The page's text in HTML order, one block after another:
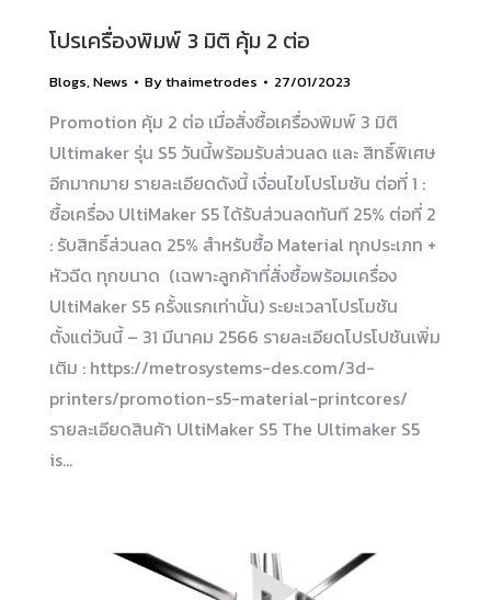
โปรเครื่องพิมพ์ 3 มิติ คุ้ม 2 ต่อ
Blogs, News Bythaimetrodes 27/01/2023
Promotion คุ้ม 2 ต่อ เมื่อสั่งซื้อเครื่องพิมพ์ 3 มิติ
Ultimaker รุ่น S5 วันนี้พร้อมรับส่วนลด และ สิทธิ์พิเศษ
อีกมากมาย รายละเอียดดังนี้ เงื่อนไขโปรโมชัน ต่อที่ 1 :
ซื้อเครื่อง UltiMaker S5 ได้รับส่วนลดทันที 25% ต่อที่ 2
: รับสิทธิ์ส่วนลด 25% สำหรับซื้อ Material ทุกประเภท +
หัวฉีด ทุกขนาด (เฉพาะลูกค้าที่สั่งซื้อพร้อมเครื่อง
UltiMaker S5 ครั้งแรกเท่านั้น) ระยะเวลาโปรโมชัน
ตั้งแต่วันนี้ – 31 มีนาคม 2566 รายละเอียดโปรโปชันเพิ่ม
เติม : https://metrosystems-des.com/3d-
printers/promotion-s5-material-printcores/
รายละเอียดสินค้า UltiMaker S5 The Ultimaker S5
is…